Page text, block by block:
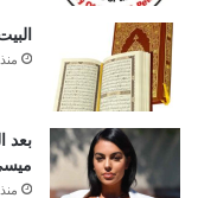
منذ 22 ساعة
بعد
منذ 3 أيام